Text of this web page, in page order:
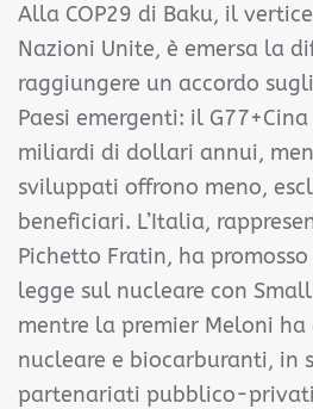
Alla COP29 di Baku, il
Nazioni Unite, è emersa la
raggiungere un accordo
Paesi emergenti: il
miliardi di dollari annui,
sviluppati offrono meno,
beneficiari. L’Italia,
Pichetto Fratin, ha
legge sul nucleare con
mentre la premier Meloni
nucleare e biocarburanti, in
partenariati pubblico-